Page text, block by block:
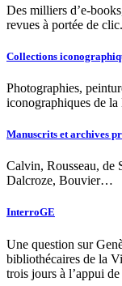
Des milliers d’e-
revues à portée de clic.
Collections
Photographies,
iconographiques de
Manuscrits et archives
Calvin, Rousseau, de
Dalcroze, Bouvier…
InterroGE
Une question sur
bibliothécaires de la
trois jours à l’appui